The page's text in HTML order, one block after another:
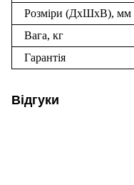
Розміри (ДxШxВ), мм
Вага, кг
Гарантія
Відгуки